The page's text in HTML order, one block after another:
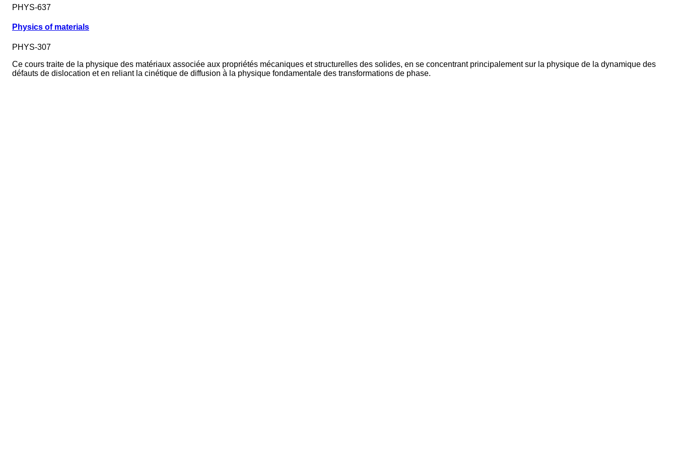
PHYS-637
Physics of materials
PHYS-307
Ce cours traite de la physique des matériaux associée aux propriétés mécaniques et structurelles des solides, en se concentrant principalement sur la physique de la dynamique des
défauts de dislocation et en reliant la cinétique de diffusion à la physique fondamentale des transformations de phase.